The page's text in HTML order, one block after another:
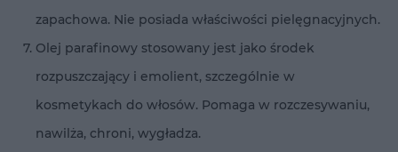
zapachowa. Nie posiada właściwości pielęgnacyjnych.
Olej parafinowy stosowany jest jako środek
rozpuszczający i emolient, szczególnie w
kosmetykach do włosów. Pomaga w rozczesywaniu,
nawilża, chroni, wygładza.